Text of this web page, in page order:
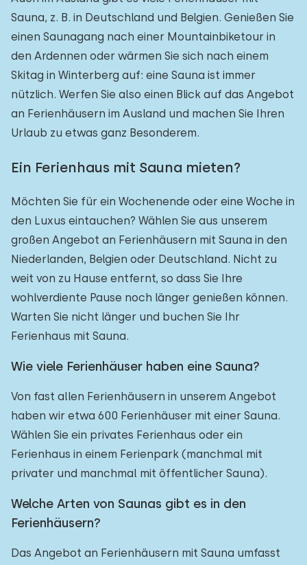
Sauna, z. B. in Deutschland und Belgien. Genießen Sie
einen Saunagang nach einer Mountainbiketour in
den Ardennen oder wärmen Sie sich nach einem
Skitag in Winterberg auf: eine Sauna ist immer
nützlich. Werfen Sie also einen Blick auf das Angebot
an Ferienhäusern im Ausland und machen Sie Ihren
Urlaub zu etwas ganz Besonderem.
Ein Ferienhaus mit Sauna mieten?
Möchten Sie für ein Wochenende oder eine Woche in
den Luxus eintauchen? Wählen Sie aus unserem
großen Angebot an Ferienhäusern mit Sauna in den
Niederlanden, Belgien oder Deutschland. Nicht zu
weit von zu Hause entfernt, so dass Sie Ihre
wohlverdiente Pause noch länger genießen können.
Warten Sie nicht länger und buchen Sie Ihr
Ferienhaus mit Sauna.
Wie viele Ferienhäuser haben eine Sauna?
Von fast allen Ferienhäusern in unserem Angebot
haben wir etwa 600 Ferienhäuser mit einer Sauna.
Wählen Sie ein privates Ferienhaus oder ein
Ferienhaus in einem Ferienpark (manchmal mit
privater und manchmal mit öffentlicher Sauna).
Welche Arten von Saunas gibt es in den
Ferienhäusern?
Das Angebot an Ferienhäusern mit Sauna umfasst